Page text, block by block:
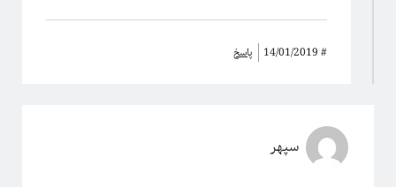
#
14/01/2019 پاسخ
سپهر